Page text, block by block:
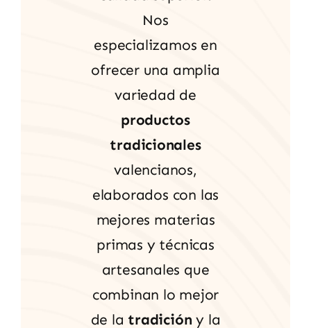
Nos
especializamos en
ofrecer una amplia
variedad de
productos
tradicionales
valencianos,
elaborados con las
mejores materias
primas y técnicas
artesanales que
combinan lo mejor
de latradición y la